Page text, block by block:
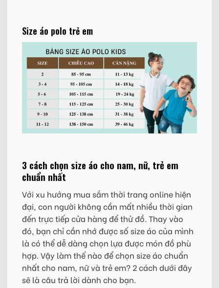
Size áo polo trẻ em
3 cách chọn size áo cho nam, nữ, trẻ em
chuẩn nhất
Với xu hướng mua sắm thời trang online hiện
đại, con người không cần mất nhiều thời gian
đến trực tiếp cửa hàng để thử đồ. Thay vào
đó, bạn chỉ cần nhớ được số size áo của mình
là có thể dễ dàng chọn lựa được món đồ phù
hợp. Vậy làm thế nào để chọn size áo chuẩn
nhất cho nam, nữ và trẻ em? 2 cách dưới đây
sẽ là câu trả lời dành cho bạn.